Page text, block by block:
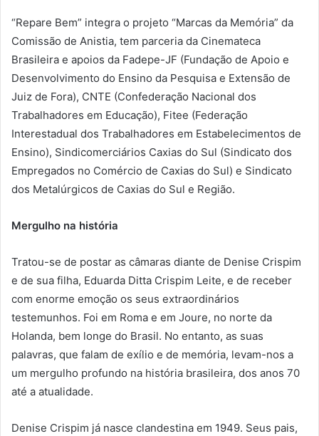
“Repare Bem” integra o projeto “Marcas da Memória” da
Comissão de Anistia, tem parceria da Cinemateca
Brasileira e apoios da Fadepe-JF (Fundação de Apoio e
Desenvolvimento do Ensino da Pesquisa e Extensão de
Juiz de Fora), CNTE (Confederação Nacional dos
Trabalhadores em Educação), Fitee (Federação
Interestadual dos Trabalhadores em Estabelecimentos de
Ensino), Sindicomerciários Caxias do Sul (Sindicato dos
Empregados no Comércio de Caxias do Sul) e Sindicato
dos Metalúrgicos de Caxias do Sul e Região.
Mergulho na história
Tratou-se de postar as câmaras diante de Denise Crispim
e de sua filha, Eduarda Ditta Crispim Leite, e de receber
com enorme emoção os seus extraordinários
testemunhos. Foi em Roma e em Joure, no norte da
Holanda, bem longe do Brasil. No entanto, as suas
palavras, que falam de exílio e de memória, levam-nos a
um mergulho profundo na história brasileira, dos anos 70
até a atualidade.
Denise Crispim já nasce clandestina em 1949. Seus pais,